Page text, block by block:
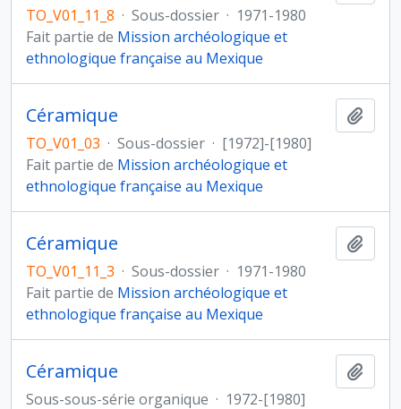
TO_V01_11_8 · Sous-dossier · 1971-1980
Fait partie de Mission archéologique et
ethnologique française au Mexique
Céramique
TO_V01_03 · Sous-dossier · [1972]-[1980]
Fait partie de Mission archéologique et
ethnologique française au Mexique
Céramique
TO_V01_11_3 · Sous-dossier · 1971-1980
Fait partie de Mission archéologique et
ethnologique française au Mexique
Céramique
Sous-sous-série organique · 1972-[1980]